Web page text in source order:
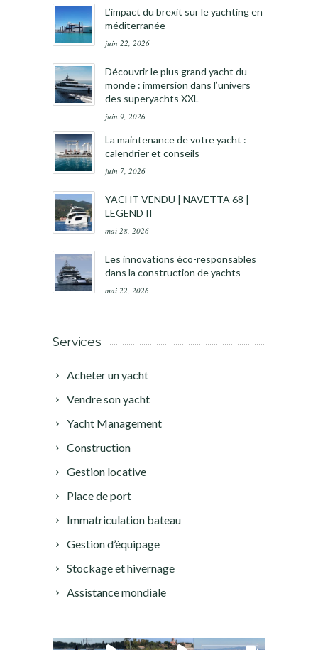
L’impact du brexit sur le yachting en
méditerranée
juin 22, 2026
Découvrir le plus grand yacht du
monde : immersion dans l’univers
des superyachts XXL
juin 9, 2026
La maintenance de votre yacht :
calendrier et conseils
juin 7, 2026
YACHT VENDU | NAVETTA 68 |
LEGEND II
mai 28, 2026
Les innovations éco-responsables
dans la construction de yachts
mai 22, 2026
Services
Acheter un yacht
Vendre son yacht
Yacht Management
Construction
Gestion locative
Place de port
Immatriculation bateau
Gestion d’équipage
Stockage et hivernage
Assistance mondiale